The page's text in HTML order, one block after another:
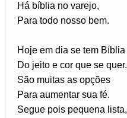
Há bíblia no varejo,
Para todo nosso bem.
Hoje em dia se tem Bíblia
Do jeito e cor que se quer.
São muitas as opções
Para aumentar sua fé.
Segue pois pequena lista,